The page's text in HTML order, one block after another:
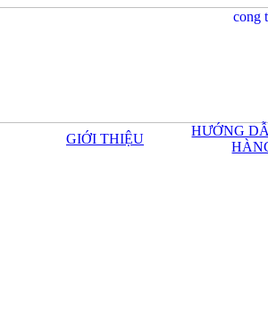
GIỚI THIỆU
HƯỚNG